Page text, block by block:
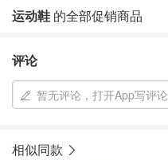
运动鞋 的全部促销商品
评论
暂无评论，打开App写评论
相似同款